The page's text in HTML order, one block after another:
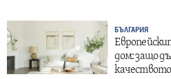
БЪЛГАРИЯ
дом: защо